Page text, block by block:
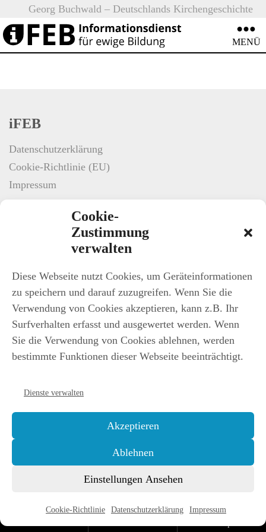
Cookie-
Zustimmung
verwalten
Diese Webseite nutzt Cookies, um Geräteinformationen
zu speichern und darauf zuzugreifen. Wenn Sie die
Verwendung von Cookies akzeptieren, kann z.B. Ihr
Surfverhalten erfasst und ausgewertet werden. Wenn
Sie die Verwendung von Cookies ablehnen, werden
bestimmte Funktionen dieser Webseite beeinträchtigt.
Dienste verwalten
Akzeptieren
Ablehnen
Einstellungen Ansehen
Cookie-Richtlinie Datenschutzerklärung Impressum
Georg Buchwald – Deutschlands Kirchengeschichte
(Teil 1)
iFEB
MENÜ
Monat: Januar 2023
iFEB
Datenschutzerklärung
Cookie-Richtlinie (EU)
Impressum
Kostenlos
Hörbücher
Einladung